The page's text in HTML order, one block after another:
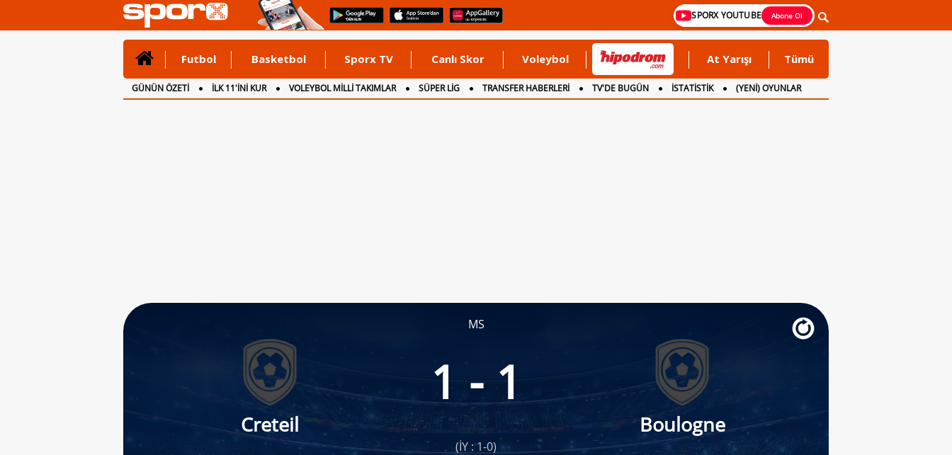
SPORX YOUTUBE Abone Ol
Futbol Basketbol Sporx TV Canlı Skor Voleybol At Yarışı Tümü
GÜNÜN ÖZETİ İLK 11'İNİ KUR VOLEYBOL MİLLİ TAKIMLAR SÜPER LİG TRANSFER HABERLERİ TV'DE BUGÜN İSTATİSTİK
(YENİ) OYUNLAR
CANLI ANLATIM
İNGİLTERE
MS
Creteil
1 - 1
Boulogne
(İY : 1-0)